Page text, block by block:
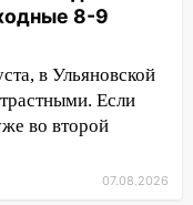
детские
8-9
в Ульяновской
Если
во второй
07.08.2026